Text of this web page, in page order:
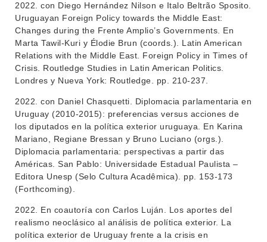
2022. con Diego Hernández Nilson e Italo Beltrão Sposito.
Uruguayan Foreign Policy towards the Middle East:
Changes during the Frente Amplio’s Governments. En
Marta Tawil-Kuri y Élodie Brun (coords.). Latin American
Relations with the Middle East. Foreign Policy in Times of
Crisis. Routledge Studies in Latin American Politics.
Londres y Nueva York: Routledge. pp. 210-237.
2022. con Daniel Chasquetti. Diplomacia parlamentaria en
Uruguay (2010-2015): preferencias versus acciones de
los diputados en la política exterior uruguaya. En Karina
Mariano, Regiane Bressan y Bruno Luciano (orgs.).
Diplomacia parlamentaria: perspectivas a partir das
Américas. San Pablo: Universidade Estadual Paulista –
Editora Unesp (Selo Cultura Acadêmica). pp. 153-173
(Forthcoming).
2022. En coautoría con Carlos Luján. Los aportes del
realismo neoclásico al análisis de política exterior. La
política exterior de Uruguay frente a la crisis en